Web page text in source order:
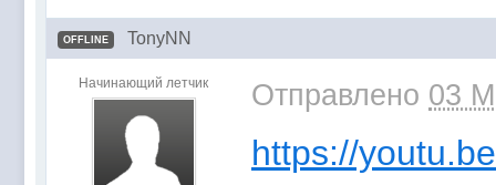
OFFLINE TonyNN
Начинающий летчик Отправлено 03
https://